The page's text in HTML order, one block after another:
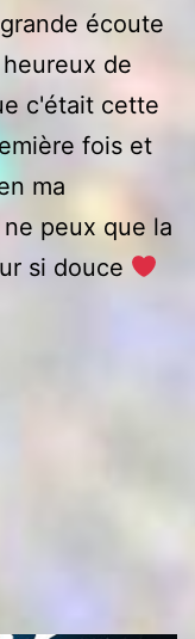
écoute
de
c'était cette
fois et
ma
peux que la
si douce